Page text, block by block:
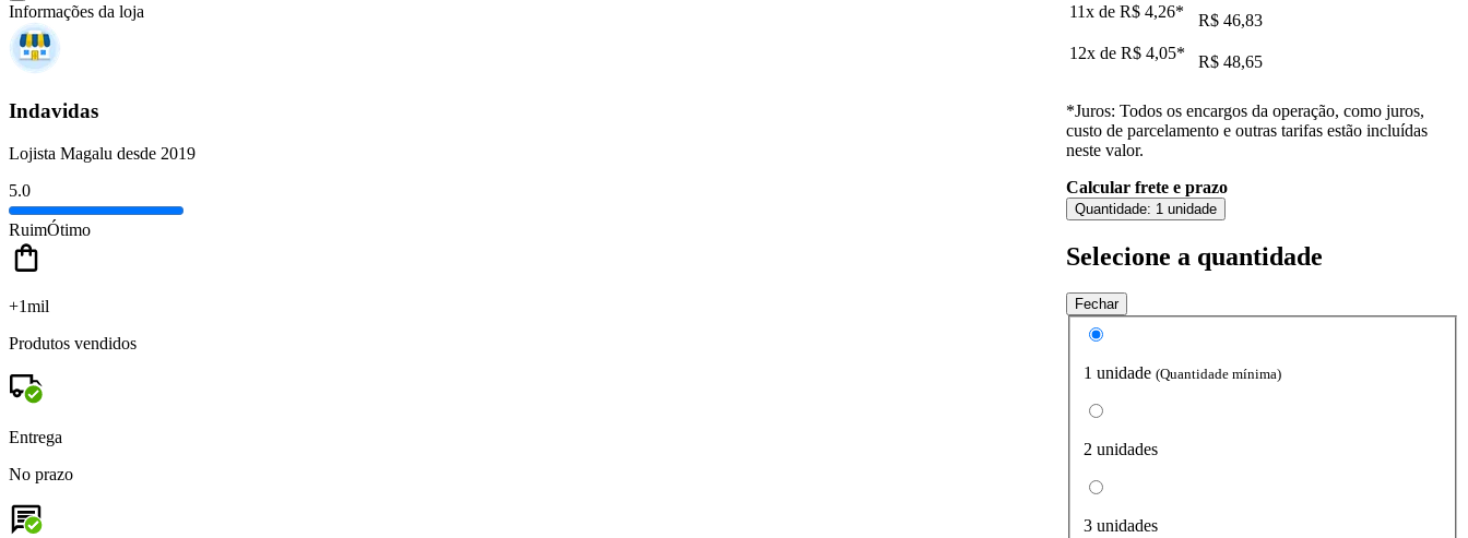
Informações da loja
Indavidas
Lojista Magalu desde 2019
5.0
RuimÓtimo
+1mil
Produtos vendidos
Entrega
No prazo
11x de R$ 4,26*
R$ 46,83
12x de R$ 4,05* R$ 48,65
*Juros: Todos os encargos da operação, como juros,
custo de parcelamento e outras tarifas estão incluídas
neste valor.
Calcular frete e prazo
Quantidade: 1 unidade
Selecione a quantidade
Fechar
1 unidade (Quantidade mínima)
2 unidades
3 unidades